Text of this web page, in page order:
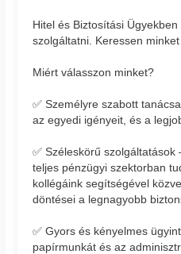
Hitel és Biztosítási
szolgáltatni. Keressen
Miért válasszon minket?
✅ Személyre szabott
az egyedi igényeit, és a
✅ Széleskörű
teljes pénzügyi szektorban
kollégáink segítségével
döntései a legnagyobb
✅ Gyors és kényelmes
papírmunkát és az